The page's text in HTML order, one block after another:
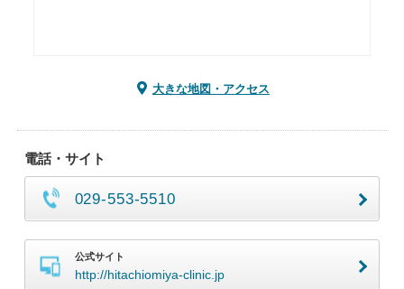
大きな地図・アクセス
電話・サイト
029-553-5510
公式サイト
http://hitachiomiya-clinic.jp